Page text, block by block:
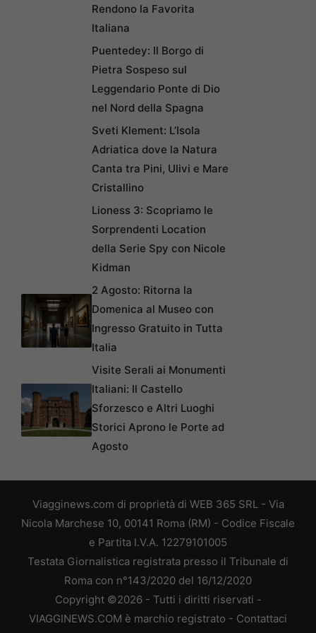
Rendono la Favorita
Italiana
Puentedey: Il Borgo di
Pietra Sospeso sul
Leggendario Ponte di Dio
nel Nord della Spagna
Sveti Klement: L’Isola
Adriatica dove la Natura
Canta tra Pini, Ulivi e Mare
Cristallino
Lioness 3: Scopriamo le
Sorprendenti Location
della Serie Spy con Nicole
Kidman
2 Agosto: Ritorna la
Domenica al Museo con
Ingresso Gratuito in Tutta
Italia
Visite Serali ai Monumenti
Italiani: Il Castello
Sforzesco e Altri Luoghi
Storici Aprono le Porte ad
Agosto
Viagginews.com di proprietà di WEB 365 SRL - Via
Nicola Marchese 10, 00141 Roma (RM) - Codice Fiscale
e Partita I.V.A. 12279101005
Testata Giornalistica registrata presso il Tribunale di
Roma con n°143/2020 del 16/12/2020
Copyright ©2026 - Tutti i diritti riservati -
VIAGGINEWS.COM è marchio registrato - Contattaci